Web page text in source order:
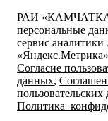
РАИ
персональные
сервис аналитики
Согласие
данных,